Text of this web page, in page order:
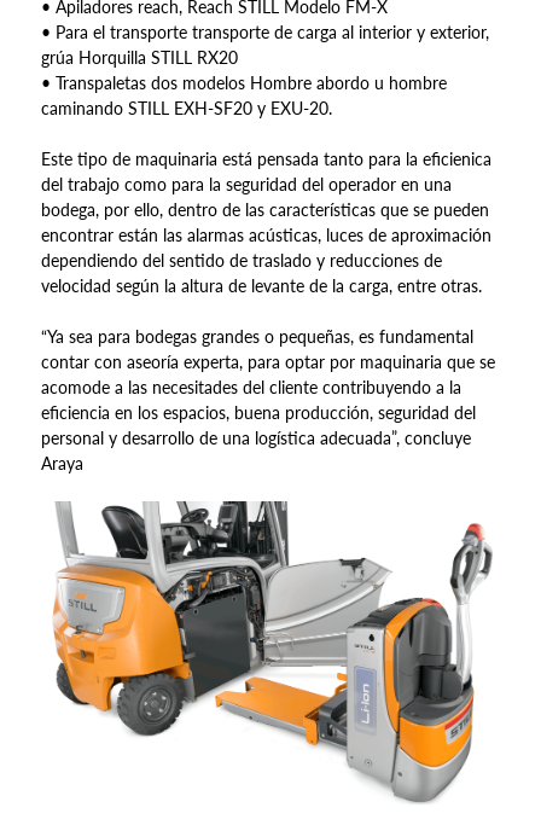
• Apiladores reach, Reach STILL Modelo FM-X
• Para el transporte transporte de carga al interior y exterior,
grúa Horquilla STILL RX20
• Transpaletas dos modelos Hombre abordo u hombre
caminando STILL EXH-SF20 y EXU-20.
Este tipo de maquinaria está pensada tanto para la eficienica
del trabajo como para la seguridad del operador en una
bodega, por ello, dentro de las características que se pueden
encontrar están las alarmas acústicas, luces de aproximación
dependiendo del sentido de traslado y reducciones de
velocidad según la altura de levante de la carga, entre otras.
“Ya sea para bodegas grandes o pequeñas, es fundamental
contar con aseoría experta, para optar por maquinaria que se
acomode a las necesitades del cliente contribuyendo a la
eficiencia en los espacios, buena producción, seguridad del
personal y desarrollo de una logística adecuada”, concluye
Araya